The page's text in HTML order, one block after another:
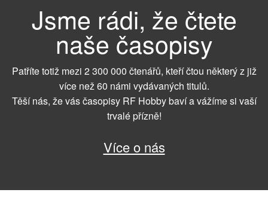
Jsme rádi, že čtete
naše časopisy
Patříte totiž mezi 2 300 000 čtenářů, kteří čtou některý z již
více než 60 námi vydávaných titulů.
Těší nás, že vás časopisy RF Hobby baví a vážíme si vaší
trvalé přízně!
Více o nás